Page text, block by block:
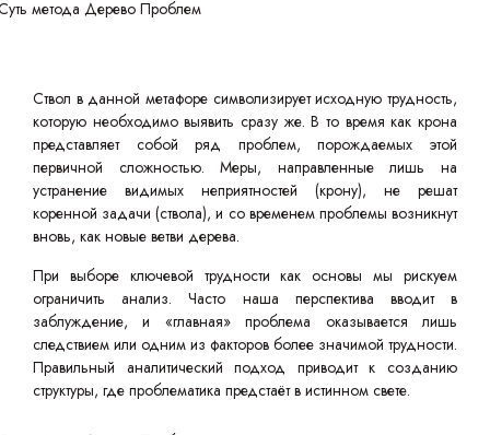
Ствол в данной метафоре символизирует исходную трудность,
которую необходимо выявить сразу же. В то время как крона
представляет собой ряд проблем, порождаемых этой
первичной сложностью. Меры, направленные лишь на
устранение видимых неприятностей (крону), не решат
коренной задачи (ствола), и со временем проблемы возникнут
вновь, как новые ветви дерева.
При выборе ключевой трудности как основы мы рискуем
ограничить анализ. Часто наша перспектива вводит в
заблуждение, и «главная» проблема оказывается лишь
следствием или одним из факторов более значимой трудности.
Правильный аналитический подход приводит к созданию
структуры, где проблематика предстаёт в истинном свете.